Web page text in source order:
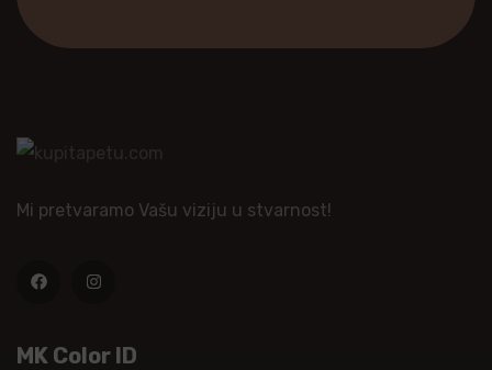
Mi pretvaramo Vašu viziju u stvarnost!
MK Color ID